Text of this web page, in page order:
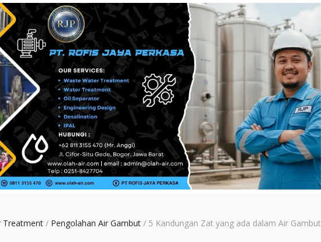
Treatment / Pengolahan Air Gambut / 5 Kandungan Zat yang ada dalam Air Gambut